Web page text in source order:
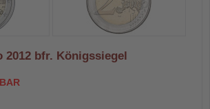
2012 bfr. Königssiegel